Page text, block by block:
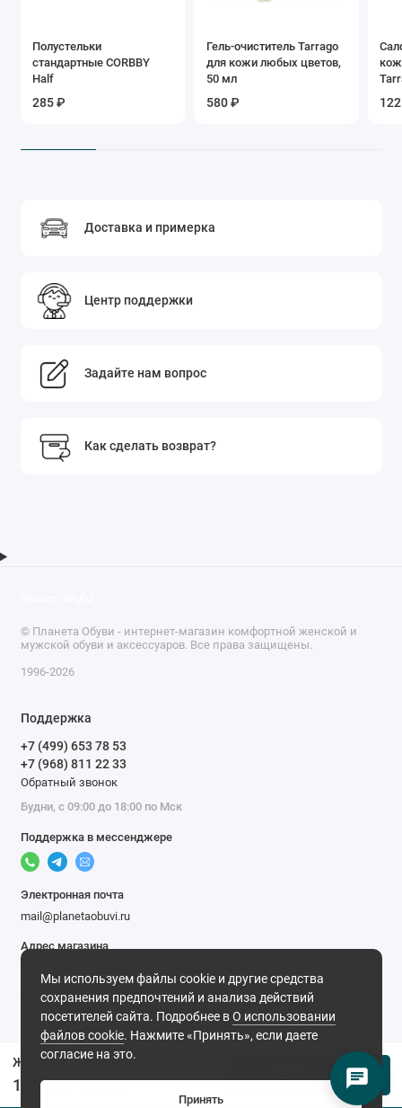
17 182 ₽ 33 296 ₽
В корзину
Полустельки
стандартные CORBBY
Half
285 ₽
Гель-очиститель Tarrago
для кожи любых цветов,
50 мл
580 ₽
Доставка и примерка
Центр поддержки
Задайте нам вопрос
Как сделать возврат?
Мы используем файлы cookie и другие средства
сохранения предпочтений и анализа действий
посетителей сайта. Подробнее вО использовании
файлов cookie. Нажмите «Принять», если даете
согласие на это.
Принять
© Планета Обуви - интернет-магазин комфортной женской и
мужской обуви и аксессуаров. Все права защищены.
1996-2026
Поддержка
+7 (499) 653 78 53
+7 (968) 811 22 33
Обратный звонок
Будни, с 09:00 до 18:00 по Мск
Поддержка в мессенджере
Электронная почта
mail@planetaobuvi.ru
Адрес магазина
Мы в сети